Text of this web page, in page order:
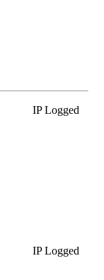
IP Logged
IP Logged